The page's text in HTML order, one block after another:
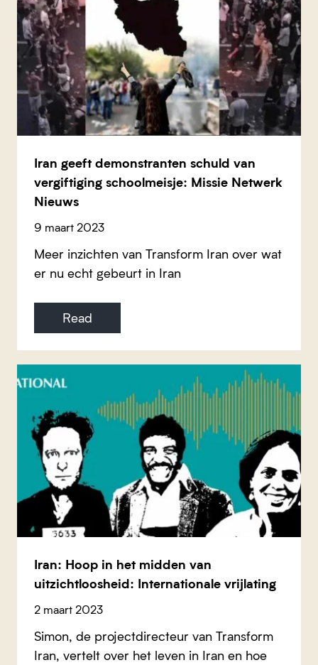
Iran geeft demonstranten schuld van
vergiftiging schoolmeisje: Missie Netwerk
Nieuws
9 maart 2023
Meer inzichten van Transform Iran over wat
er nu echt gebeurt in Iran
Read
Iran: Hoop in het midden van
uitzichtloosheid: Internationale vrijlating
2 maart 2023
Simon, de projectdirecteur van Transform
Iran, vertelt over het leven in Iran en hoe